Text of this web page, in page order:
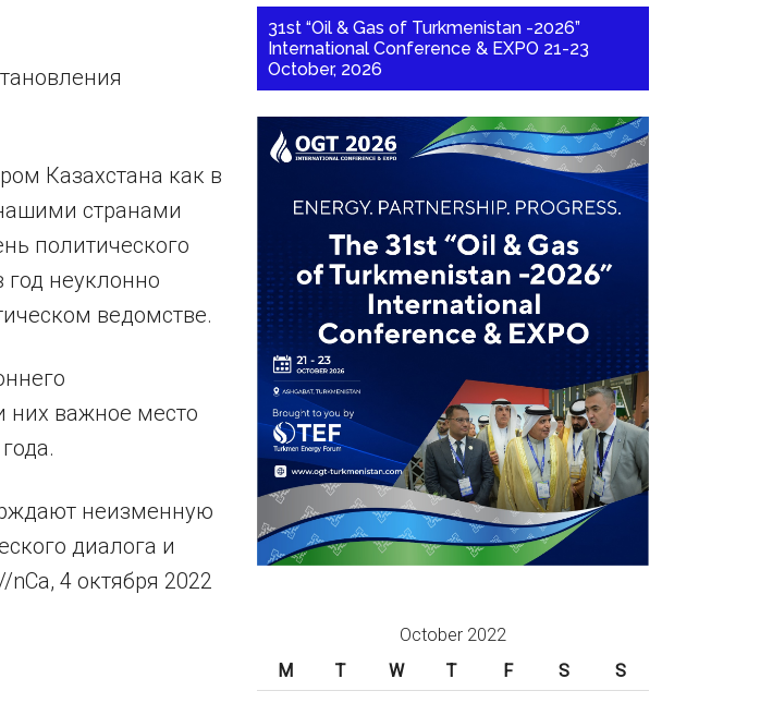
Казахстана как в
странами
политического
неуклонно
ведомстве.
них важное место
неизменную
диалога и
4 октября 2022
31st “Oil & Gas of Turkmenistan -2026”
International Conference & EXPO 21-23
October, 2026
October 2022
M
T W T F S S